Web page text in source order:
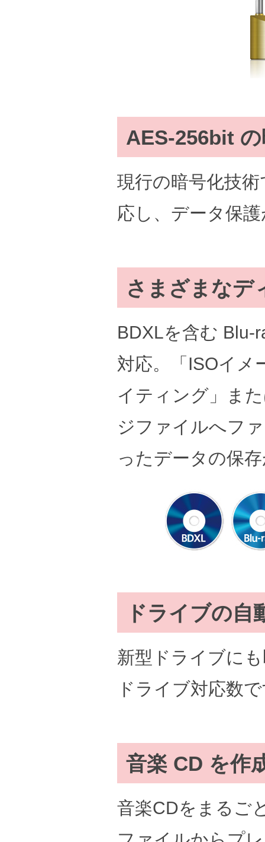
AES-256bit
現行の暗号化技
応し、データ保
さまざまなデ
BDXLを含む Blu-
対応。「ISOイメ
イティング」ま
ジファイルへフ
ったデータの保
ドライブの自
新型ドライブに
ドライブ対応数
音楽 CD を作
音楽CDをまるご